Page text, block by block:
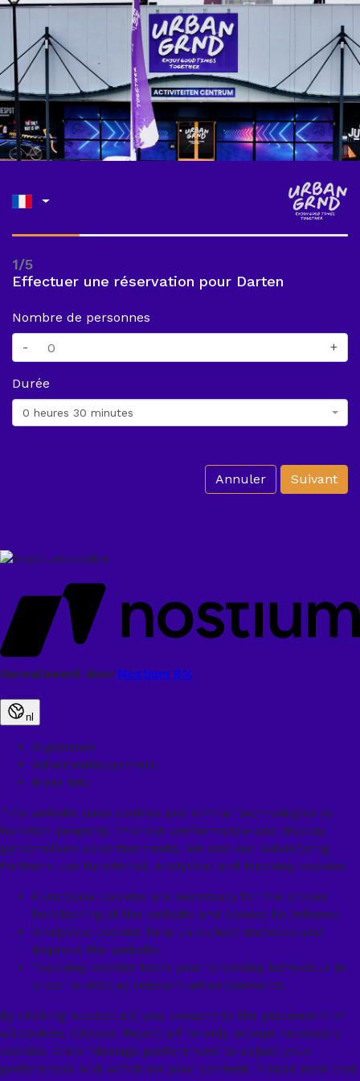
1/5
Effectuer une réservation pour Darten
Nombre de personnes
-
+
Durée
0 heures 30 minutes
Annuler Suivant